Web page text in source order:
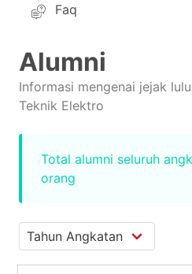
Faq
Alumni
Informasi mengenai jejak
Teknik Elektro
Total alumni seluruh
orang